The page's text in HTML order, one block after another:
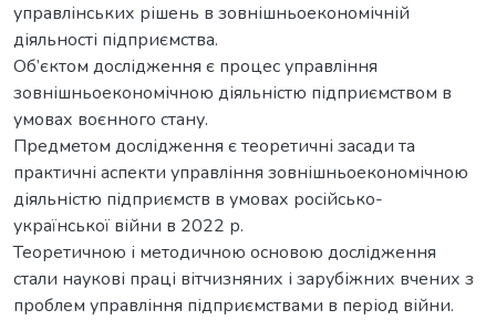
управлінських рішень в зовнішньоекономічній
діяльності підприємства.
Об’єктом дослідження є процес управління
зовнішньоекономічною діяльністю підприємством в
умовах воєнного стану.
Предметом дослідження є теоретичні засади та
практичні аспекти управління зовнішньоекономічною
діяльністю підприємств в умовах російсько-
української війни в 2022 р.
Теоретичною і методичною основою дослідження
стали наукові праці вітчизняних і зарубіжних вчених з
проблем управління підприємствами в період війни.